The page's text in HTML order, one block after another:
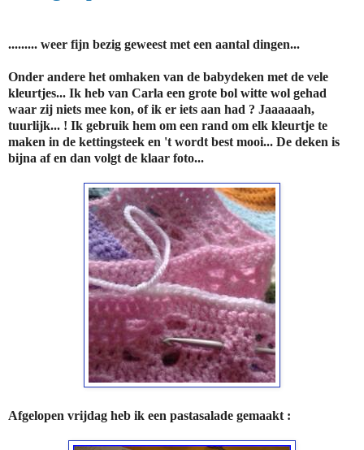
......... weer fijn bezig geweest met een aantal dingen...
Onder andere het omhaken van de babydeken met de vele
kleurtjes... Ik heb van Carla een grote bol witte wol gehad
waar zij niets mee kon, of ik er iets aan had ? Jaaaaaah,
tuurlijk... ! Ik gebruik hem om een rand om elk kleurtje te
maken in de kettingsteek en 't wordt best mooi... De deken is
bijna af en dan volgt de klaar foto...
Afgelopen vrijdag heb ik een pastasalade gemaakt :